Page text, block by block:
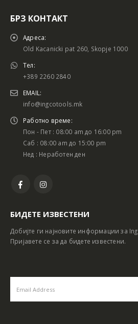
БРЗ КОНТАКТ
Адреса:
Old Kacanicki pat 260, Skopje 1000
Тел:
+389 2260 2840
EMAIL:
info@ingcotools.mk
Работно време:
Пон - Пет : 08:00 am до 16:00 pm
Саб : 08:00 am до 15:00 pm
Нед : Неработен ден
БИДЕТЕ ИЗВЕСТЕНИ
Добијте ги најновите информации за
Пријавете се за да бидете известени.